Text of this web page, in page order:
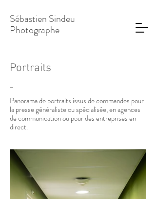
Sébastien Sindeu
Photographe
Portraits
_
Panorama de portraits issus de commandes pour
la presse généraliste ou spécialisée, en agences
de communication ou pour des entreprises en
direct.